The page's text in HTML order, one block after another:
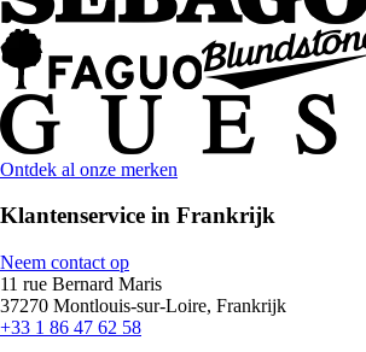
Ontdek al onze merken
Klantenservice in Frankrijk
Neem contact op
11 rue Bernard Maris
37270 Montlouis-sur-Loire, Frankrijk
+33 1 86 47 62 58